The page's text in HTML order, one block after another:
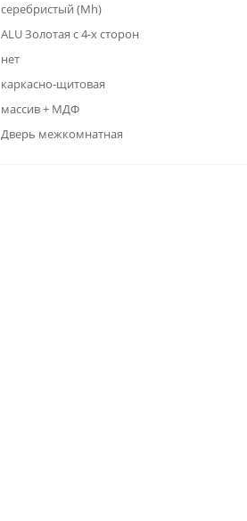
серебристый (Mh)
ALU Золотая с 4-х сторон
нет
каркасно-щитовая
массив + МДФ
Дверь межкомнатная